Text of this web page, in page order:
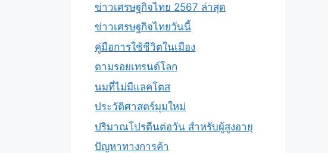
ข่าวเศรษฐกิจไทย 2567 ล่าสุด
ข่าวเศรษฐกิจไทยวันนี้
คู่มือการใช้ชีวิตในเมือง
ตามรอยเทรนด์โลก
นมที่ไม่มีแลคโตส
ประวัติศาสตร์มุมใหม่
ปริมาณโปรตีนต่อวัน สำหรับผู้สูงอายุ
ปัญหาทางการค้า